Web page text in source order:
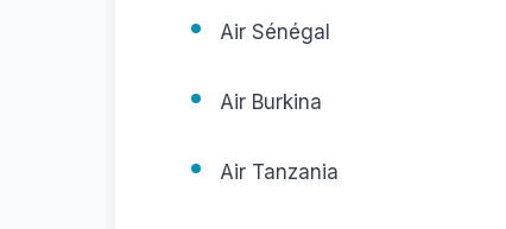
Air Sénégal
Air Burkina
Air Tanzania